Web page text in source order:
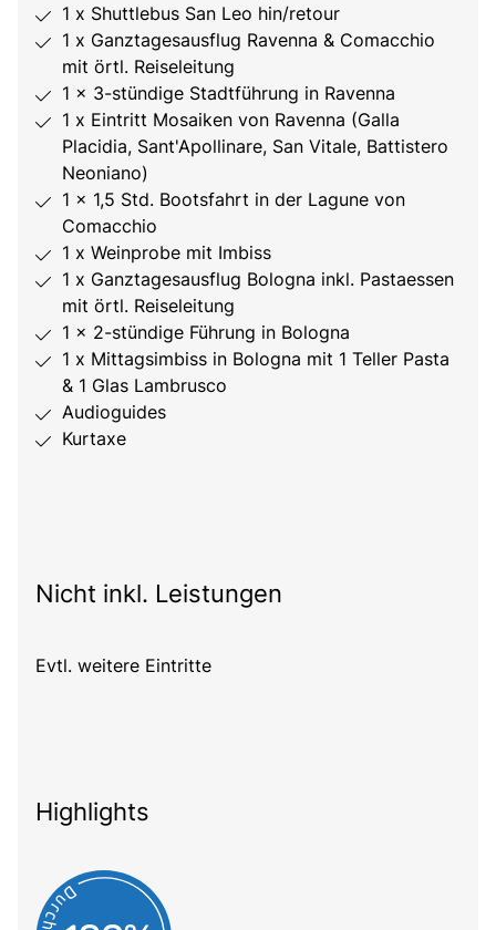
1 x Shuttlebus San Leo hin/retour
1 x Ganztagesausflug Ravenna & Comacchio
mit örtl. Reiseleitung
1 x 3-stündige Stadtführung in Ravenna
1 x Eintritt Mosaiken von Ravenna (Galla
Placidia, Sant'Apollinare, San Vitale, Battistero
Neoniano)
1 x 1,5 Std. Bootsfahrt in der Lagune von
Comacchio
1 x Weinprobe mit Imbiss
1 x Ganztagesausflug Bologna inkl. Pastaessen
mit örtl. Reiseleitung
1 x 2-stündige Führung in Bologna
1 x Mittagsimbiss in Bologna mit 1 Teller Pasta
& 1 Glas Lambrusco
Audioguides
Kurtaxe
Nicht inkl. Leistungen
Evtl. weitere Eintritte
Highlights